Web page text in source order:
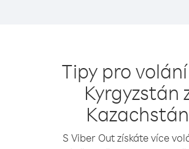
Tipy pro
Kyrgyzstán
Kazachstán
S Viber Out získáte více